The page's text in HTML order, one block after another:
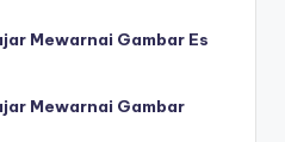
Mewarnai Gambar Es
Mewarnai Gambar